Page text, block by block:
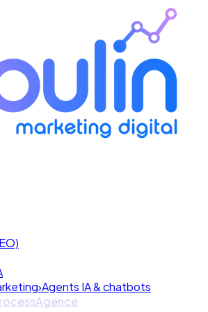
›Agents IA & chatbots
Agence